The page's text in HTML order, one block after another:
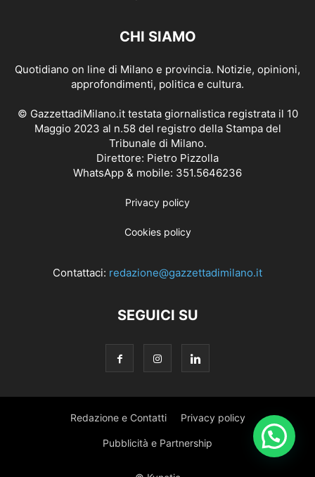
CHI SIAMO
Quotidiano on line di Milano e provincia. Notizie, opinioni,
approfondimenti, politica e cultura.
© GazzettadiMilano.it testata giornalistica registrata il 10
Maggio 2023 al n.58 del registro della Stampa del
Tribunale di Milano.
Direttore: Pietro Pizzolla
WhatsApp & mobile: 351.5646236
Privacy policy
Cookies policy
Contattaci: redazione@gazzettadimilano.it
SEGUICI SU
Redazione e Contatti Privacy policy
Pubblicità e Partnership